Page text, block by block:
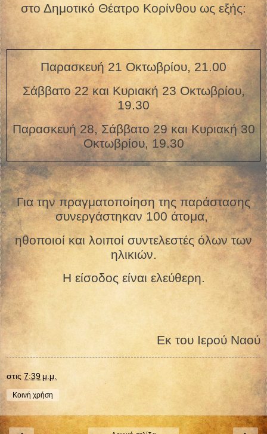
στο Δημοτικό Θέατρο Κορίνθου ως εξής:
Παρασκευή 21 Οκτωβρίου, 21.00
Σάββατο 22 και Κυριακή 23 Οκτωβρίου,
19.30
Παρασκευή 28, Σάββατο 29 και Κυριακή 30
Οκτωβρίου, 19.30
Για την πραγματοποίηση της παράστασης
συνεργάστηκαν 100 άτομα,
ηθοποιοί και λοιποί συντελεστές όλων των
ηλικιών.
Η είσοδος είναι ελεύθερη.
Εκ του Ιερού Ναού
στις7:39 μ.μ.
Κοινή χρήση